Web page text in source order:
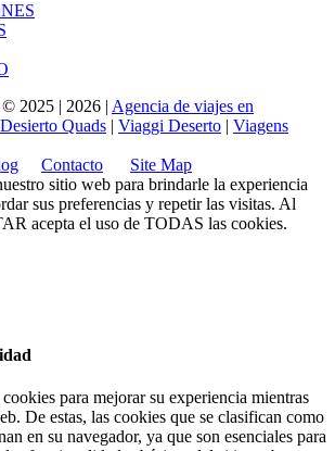
2025 | 2026 | Agencia de viajes en
Quads | Viaggi Deserto | Viagens
Contacto
Site Map
sitio web para brindarle la experiencia
sus preferencias y repetir las visitas. Al
acepta el uso de TODAS las cookies.
para mejorar su experiencia mientras
De estas, las cookies que se clasifican como
en su navegador, ya que son esenciales para